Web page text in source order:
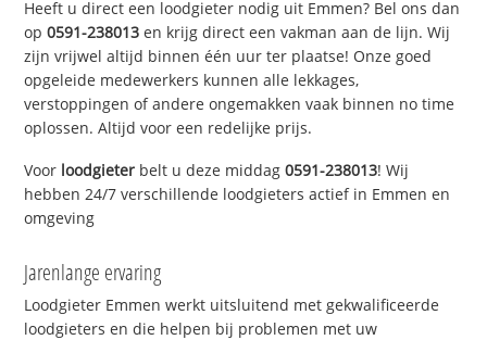
Heeft u direct een loodgieter nodig uit Emmen? Bel ons dan
op0591-238013 en krijg direct een vakman aan de lijn. Wij
zijn vrijwel altijd binnen één uur ter plaatse! Onze goed
opgeleide medewerkers kunnen alle lekkages,
verstoppingen of andere ongemakken vaak binnen no time
oplossen. Altijd voor een redelijke prijs.
Voor loodgieter belt u deze middag0591-238013! Wij
hebben 24/7 verschillende loodgieters actief in Emmen en
omgeving
Jarenlange ervaring
Loodgieter Emmen werkt uitsluitend met gekwalificeerde
loodgieters en die helpen bij problemen met uw